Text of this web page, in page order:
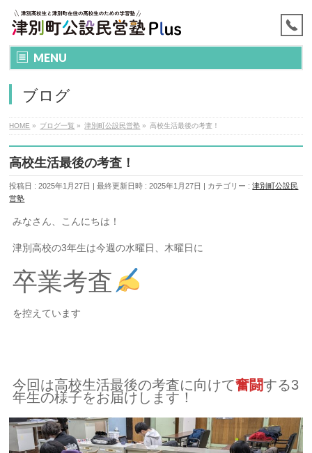
MENU
ブログ
HOME » ブログ一覧 » 津別町公設民営塾 » 高校生活最後の考査！
高校生活最後の考査！
投稿日 : 2025年1月27日 最終更新日時 : 2025年1月27日 カテゴリー :津別町公設民
営塾
みなさん、こんにちは！
津別高校の3年生は今週の水曜日、木曜日に
卒業考査
を控えています
今回は高校生活最後の考査に向けて奮闘する3
年生の様子をお届けします！